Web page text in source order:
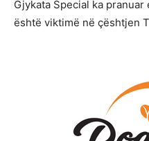
Gjykata Special ka
është viktimë në çështjen